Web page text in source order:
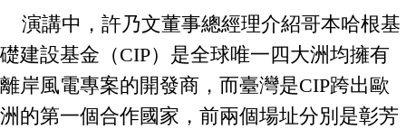
演講中，許乃文董事總經理介紹哥本哈根基
礎建設基金（CIP）是全球唯一四大洲均擁有
離岸風電專案的開發商，而臺灣是CIP跨出歐
洲的第一個合作國家，前兩個場址分別是彰芳